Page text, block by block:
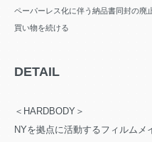
ペーパーレス化に伴う納品書同封の廃
買い物を続ける
DETAIL
＜HARDBODY＞
NYを拠点に活動するフィルムメ